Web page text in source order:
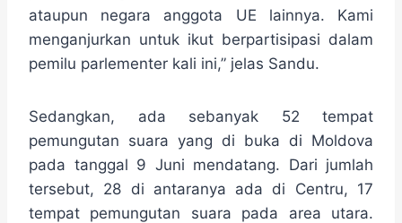
ataupun negara anggota UE lainnya. Kami
menganjurkan untuk ikut berpartisipasi dalam
pemilu parlementer kali ini,” jelas Sandu.
Sedangkan, ada sebanyak 52 tempat
pemungutan suara yang di buka di Moldova
pada tanggal 9 Juni mendatang. Dari jumlah
tersebut, 28 di antaranya ada di Centru, 17
tempat pemungutan suara pada area utara.